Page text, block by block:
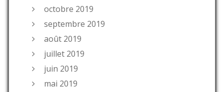
octobre 2019
septembre 2019
août 2019
juillet 2019
juin 2019
mai 2019